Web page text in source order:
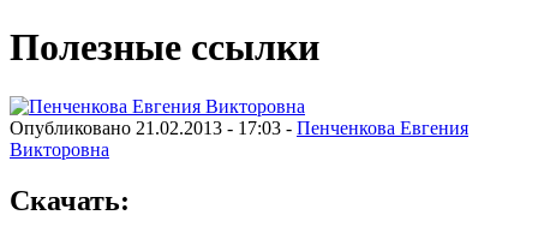
Полезные ссылки
Опубликовано 21.02.2013 - 17:03 - Пенченкова Евгения
Викторовна
Скачать: